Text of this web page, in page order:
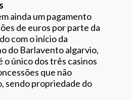
ainda um pagamento
de euros por parte da
com o início da
do Barlavento algarvio,
o único dos três casinos
que não
sendo propriedade do